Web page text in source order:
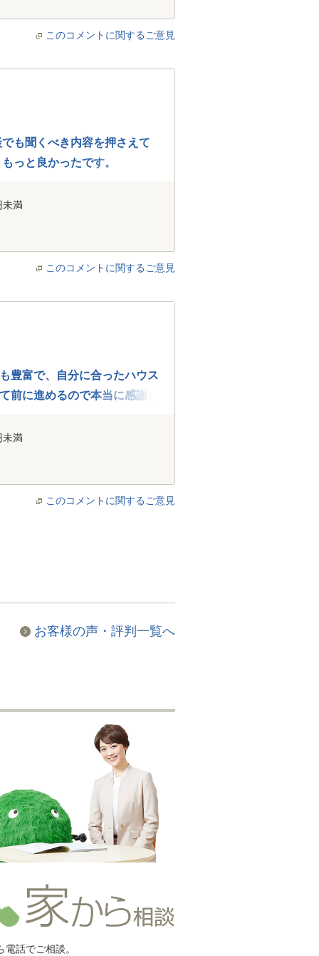
このコメントに関するご意見
も聞くべき内容を押さえて
っと良かったです。
未満
このコメントに関するご意見
豊富で、自分に合ったハウス
前に進めるので本当に感謝し
未満
このコメントに関するご意見
お客様の声・評判一覧へ
電話でご相談。